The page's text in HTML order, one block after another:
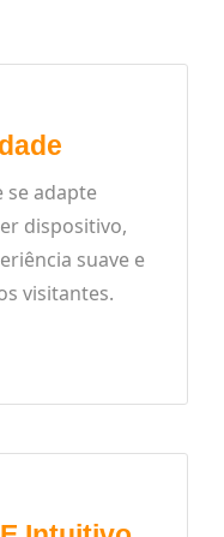
se adapte
dispositivo,
suave e
visitantes.